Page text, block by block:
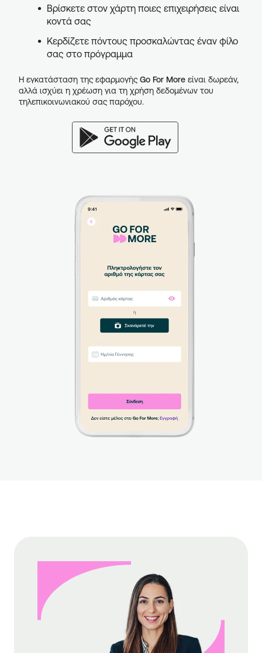
Βρίσκετε στον χάρτη ποιες επιχειρήσεις είναι
κοντά σας
Κερδίζετε πόντους προσκαλώντας έναν φίλο
σας στο πρόγραμμα
Η εγκατάσταση της εφαρμογής Go For More είναι δωρεάν,
αλλά ισχύει η χρέωση για τη χρήση δεδομένων του
τηλεπικοινωνιακού σας παρόχου.